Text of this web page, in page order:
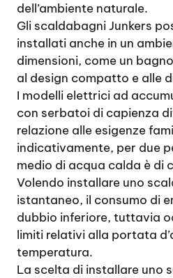
dell’ambiente naturale.
Gli scaldabagni Junkers
installati anche in un
dimensioni, come un
al design compatto e alle
I modelli elettrici ad
con serbatoi di capienza
relazione alle esigenze
indicativamente, per due
medio di acqua calda è di
Volendo installare uno
istantaneo, il consumo di
dubbio inferiore, tuttavia
limiti relativi alla portata
temperatura.
La scelta di installare uno